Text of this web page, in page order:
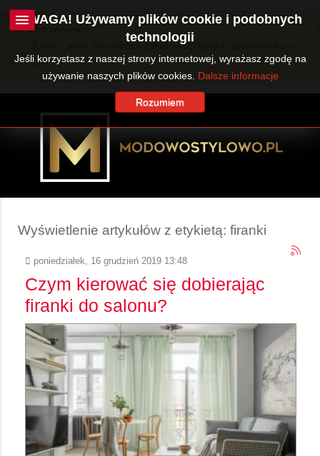
Ostrzeżenie
JUser::_load: Nie można załadować danych użytkownika o
ID: 360.
Wyświetlenie artykułów z etykietą: firanki
poniedziałek, 16 grudzień 2019 13:48
Czym kierować się dobierając
firanki do salonu?
UWAGA! Używamy plików cookie i podobnych
technologii
Jeśli korzystasz z naszej strony internetowej, wyrażasz zgodę na
używanie naszych plików cookies. Dalsze informacje
Rozumiem